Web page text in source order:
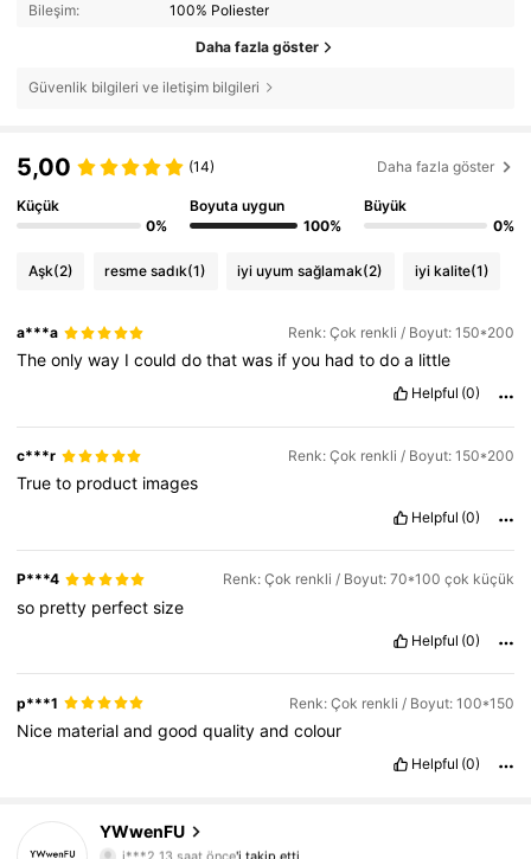
Bileşim:
100% Poliester
Daha fazla göster
Güvenlik bilgileri ve iletişim bilgileri
5,00 (14) Daha fazla göster
Küçük
0%
Boyuta uygun
100%
Büyük
0%
Aşk(2) resme sadık(1) iyi uyum sağlamak(2) iyi kalite(1)
a***a Renk: Çok renkli / Boyut: 150*200
Theonlyway Icoulddothatwas ifyou hadtodoa little
Helpful (0)
c***r Renk: Çok renkli / Boyut: 150*200
Trueto product images
Helpful (0)
P***4 Renk: Çok renkli / Boyut: 70*100 çok küçük
so pretty perfectsize
Helpful (0)
p***1 Renk: Çok renkli / Boyut: 100*150
Nice materialandgoodqualityandcolour
Helpful (0)
YWwenFU
4,84
1.5K Takipçiler
j***2 13 saat önce 'i takip etti